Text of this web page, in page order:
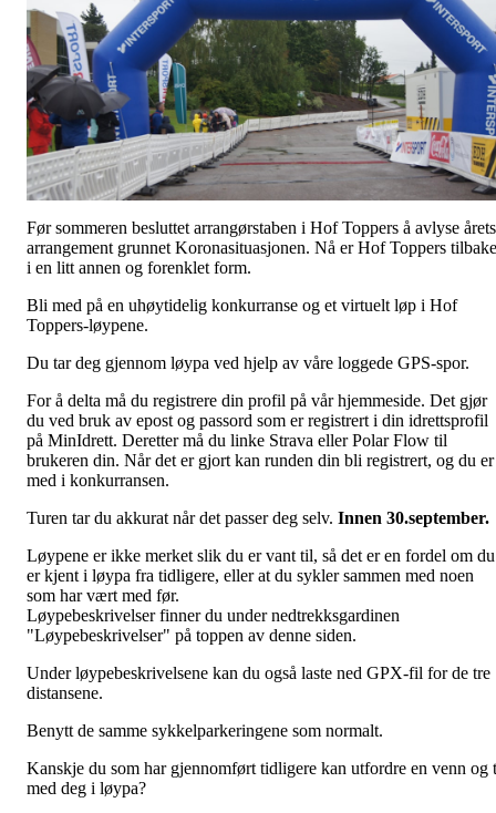
Før sommeren besluttet arrangørstaben i Hof Toppers å avlyse årets
arrangement grunnet Koronasituasjonen. Nå er Hof Toppers tilbake
i en litt annen og forenklet form.
Bli med på en uhøytidelig konkurranse og et virtuelt løp i Hof
Toppers-løypene.
Du tar deg gjennom løypa ved hjelp av våre loggede GPS-spor.
For å delta må du registrere din profil på vår hjemmeside. Det gjør
du ved bruk av epost og passord som er registrert i din idrettsprofil
på MinIdrett. Deretter må du linke Strava eller Polar Flow til
brukeren din. Når det er gjort kan runden din bli registrert, og du er
med i konkurransen.
Turen tar du akkurat når det passer deg selv. Innen 30.september.
Løypene er ikke merket slik du er vant til, så det er en fordel om du
er kjent i løypa fra tidligere, eller at du sykler sammen med noen
som har vært med før.
Løypebeskrivelser finner du under nedtrekksgardinen
"Løypebeskrivelser" på toppen av denne siden.
Under løypebeskrivelsene kan du også laste ned GPX-fil for de tre
distansene.
Benytt de samme sykkelparkeringene som normalt.
Kanskje du som har gjennomført tidligere kan utfordre en venn og
med deg i løypa?